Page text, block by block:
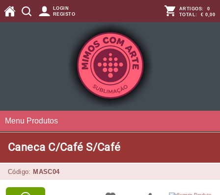
LOGIN
REGISTO
ARTIGOS: 0
TOTAL: € 0,00
Menu Produtos
Caneca C/Café S/Café
Código: MASC04